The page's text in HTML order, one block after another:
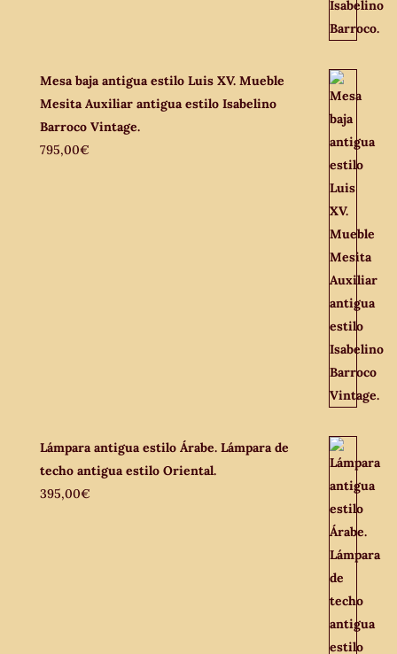
Mesa baja antigua estilo Luis XV. Mueble
Mesita Auxiliar antigua estilo Isabelino
Barroco Vintage.
795,00€
Lámpara antigua estilo Árabe. Lámpara de
techo antigua estilo Oriental.
395,00€